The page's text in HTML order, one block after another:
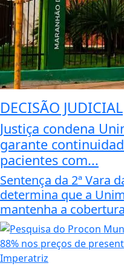
DECISÃO JUDICIAL
Justiça condena
garante
pacientes com...
Sentença da 2ª Vara
determina que a
mantenha a